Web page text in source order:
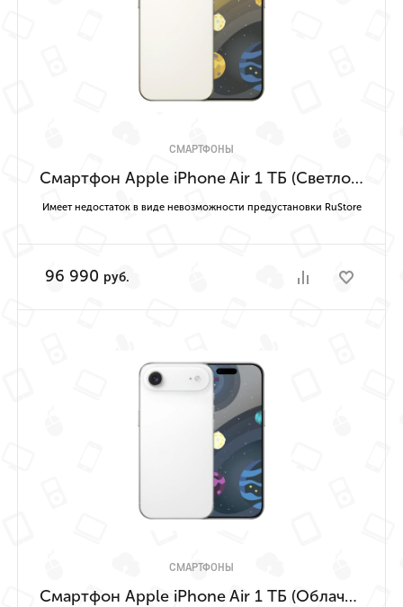
СМАРТФОНЫ
Смартфон Apple iPhone Air 1 ТБ (Светло-золотой | Light Gold) Имеет недостаток в виде невозможности предустановки RuStore
Имеет недостаток в виде невозможности предустановки RuStore
96 990 руб.
СМАРТФОНЫ
Смартфон Apple iPhone Air 1 ТБ (Облачно-белый | Cloud White) Имеет недостаток в виде невозможности предустановки RuStore